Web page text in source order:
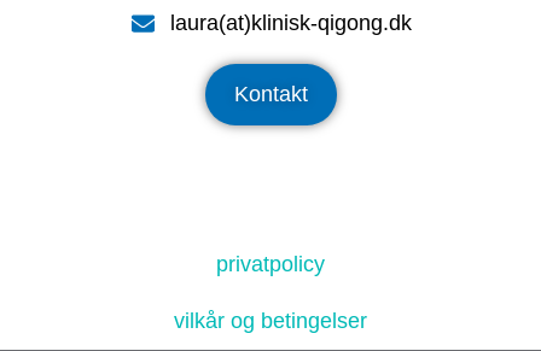
laura(at)klinisk-qigong.dk
Kontakt
privatpolicy
vilkår og betingelser